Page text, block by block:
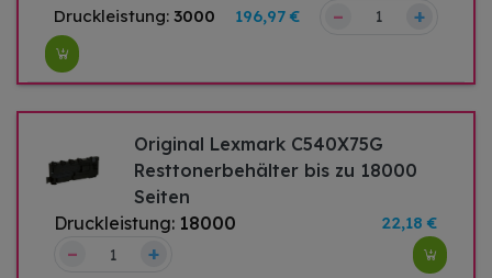
Druckleistung: 3000 196,97 € – +
Original Lexmark C540X75G
Resttonerbehälter bis zu 18000
Seiten
Druckleistung: 18000 22,18 €
– +